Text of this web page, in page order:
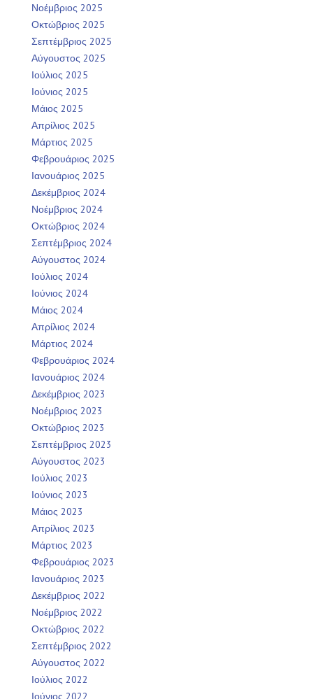
Νοέμβριος 2025
Οκτώβριος 2025
Σεπτέμβριος 2025
Αύγουστος 2025
Ιούλιος 2025
Ιούνιος 2025
Μάιος 2025
Απρίλιος 2025
Μάρτιος 2025
Φεβρουάριος 2025
Ιανουάριος 2025
Δεκέμβριος 2024
Νοέμβριος 2024
Οκτώβριος 2024
Σεπτέμβριος 2024
Αύγουστος 2024
Ιούλιος 2024
Ιούνιος 2024
Μάιος 2024
Απρίλιος 2024
Μάρτιος 2024
Φεβρουάριος 2024
Ιανουάριος 2024
Δεκέμβριος 2023
Νοέμβριος 2023
Οκτώβριος 2023
Σεπτέμβριος 2023
Αύγουστος 2023
Ιούλιος 2023
Ιούνιος 2023
Μάιος 2023
Απρίλιος 2023
Μάρτιος 2023
Φεβρουάριος 2023
Ιανουάριος 2023
Δεκέμβριος 2022
Νοέμβριος 2022
Οκτώβριος 2022
Σεπτέμβριος 2022
Αύγουστος 2022
Ιούλιος 2022
Ιούνιος 2022